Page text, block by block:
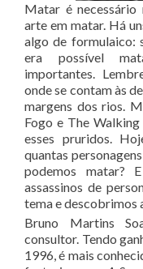
Matar é
arte em matar. Há
algo de formulaico:
era possível
importantes.
onde se contam às
margens dos rios.
Fogo e The
esses pruridos.
quantas
podemos matar?
assassinos de
tema e descobrimos
Bruno Martins
consultor. Tendo
1996, é mais